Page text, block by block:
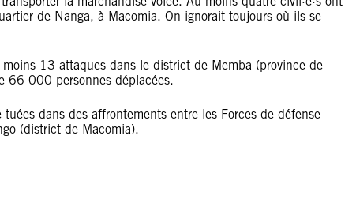
de Nanga, à Macomia. On ignorait toujours où ils se
13 attaques dans le district de Memba (province de
66 000 personnes déplacées.
dans des affrontements entre les Forces de défense
(district de Macomia).